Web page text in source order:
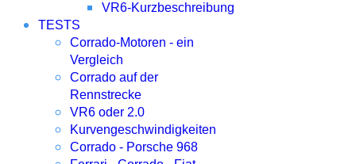
VR6-Kurzbeschreibung
TESTS
Corrado-Motoren - ein
Vergleich
Corrado auf der
Rennstrecke
VR6 oder 2.0
Kurvengeschwindigkeiten
Corrado - Porsche 968